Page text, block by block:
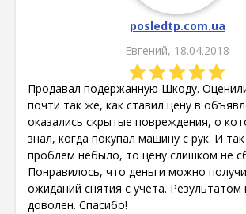
posledtp.com.ua
Евгений, 18.04.2018
Продавал подержанную Шкоду.
почти так же, как ставил цену в
оказались скрытые повреждения, о
знал, когда покупал машину с рук. И
проблем небыло, то цену слишком не
Понравилось, что деньги можно
ожиданий снятия с учета.
доволен. Спасибо!